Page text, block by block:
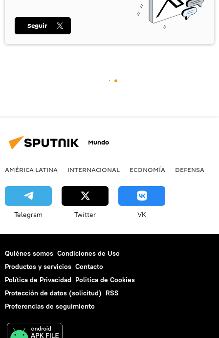
Seguir
Mundo
AMÉRICA LATINA INTERNACIONAL ECONOMÍA DEFENSA
Telegram Twitter VK
Quiénes somos Condiciones de Uso
Productos y servicios Contacto
Política de Privacidad Politica de Cookies
Protección de datos (solicitud) RSS
Preferencias de seguimiento